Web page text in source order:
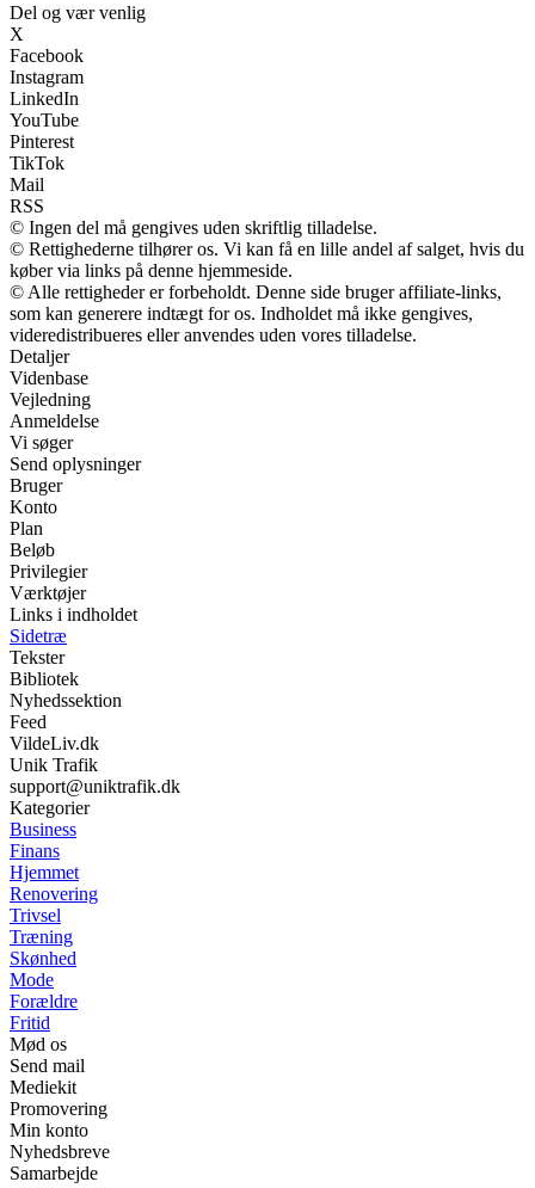
Del og vær venlig
X
Facebook
Instagram
LinkedIn
YouTube
Pinterest
TikTok
Mail
RSS
© Ingen del må gengives uden skriftlig tilladelse.
© Rettighederne tilhører os. Vi kan få en lille andel af salget, hvis du
køber via links på denne hjemmeside.
© Alle rettigheder er forbeholdt. Denne side bruger affiliate-links,
som kan generere indtægt for os. Indholdet må ikke gengives,
videredistribueres eller anvendes uden vores tilladelse.
Detaljer
Videnbase
Vejledning
Anmeldelse
Vi søger
Send oplysninger
Bruger
Konto
Plan
Beløb
Privilegier
Værktøjer
Links i indholdet
Sidetræ
Tekster
Bibliotek
Nyhedssektion
Feed
VildeLiv.dk
Unik Trafik
support@uniktrafik.dk
Kategorier
Business
Finans
Hjemmet
Renovering
Trivsel
Træning
Skønhed
Mode
Forældre
Fritid
Mød os
Send mail
Mediekit
Promovering
Min konto
Nyhedsbreve
Samarbejde